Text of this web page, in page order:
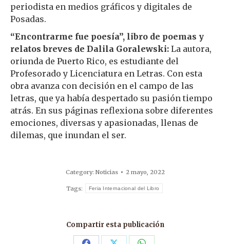
periodista en medios gráficos y digitales de
Posadas.
“Encontrarme fue poesía”, libro de poemas y
relatos breves de Dalila Goralewski: La autora,
oriunda de Puerto Rico, es estudiante del
Profesorado y Licenciatura en Letras. Con esta
obra avanza con decisión en el campo de las
letras, que ya había despertado su pasión tiempo
atrás. En sus páginas reflexiona sobre diferentes
emociones, diversas y apasionadas, llenas de
dilemas, que inundan el ser.
Category: Noticias 2 mayo, 2022
Tags: Feria Internacional del Libro
Compartir esta publicación